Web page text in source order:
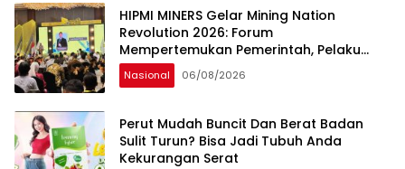
sama Memberikan Kontribusi bagi
Pembangunan Nasional.
HIPMI MINERS Gelar Mining Nation
Revolution 2026: Forum
Mempertemukan Pemerintah, Pelaku
Industri, Investor, Akademisi, dan
Pengusaha dalam Mendukung
Nasional 06/08/2026
Perut Mudah Buncit Dan Berat Badan
Sulit Turun? Bisa Jadi Tubuh Anda
Kekurangan Serat